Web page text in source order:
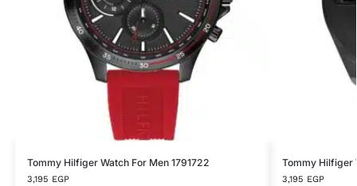
Tommy Hilfiger Watch For Men 1791722
3,195 EGP
Tommy Hilfiger
3,195 EGP